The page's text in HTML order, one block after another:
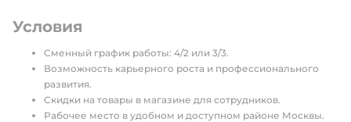
Условия
Сменный график работы: 4/2 или 3/3.
Возможность карьерного роста и профессионального
развития.
Скидки на товары в магазине для сотрудников.
Рабочее место в удобном и доступном районе Москвы.